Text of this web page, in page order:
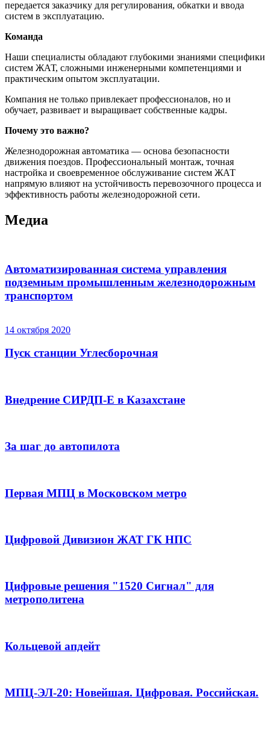
передается заказчику для регулирования, обкатки и ввода
систем в эксплуатацию.
Команда
Наши специалисты обладают глубокими знаниями специфики
систем ЖАТ, сложными инженерными компетенциями и
практическим опытом эксплуатации.
Компания не только привлекает профессионалов, но и
обучает, развивает и выращивает собственные кадры.
Почему это важно?
Железнодорожная автоматика — основа безопасности
движения поездов. Профессиональный монтаж, точная
настройка и своевременное обслуживание систем ЖАТ
напрямую влияют на устойчивость перевозочного процесса и
эффективность работы железнодорожной сети.
Медиа
Автоматизированная система управления
подземным промышленным железнодорожным
транспортом
14 октября 2020
Пуск станции Углесборочная
Внедрение СИРДП-Е в Казахстане
За шаг до автопилота
Первая МПЦ в Московском метро
Цифровой Дивизион ЖАТ ГК НПС
Цифровые решения "1520 Сигнал" для
метрополитена
Кольцевой апдейт
МПЦ-ЭЛ-20: Новейшая. Цифровая. Российская.